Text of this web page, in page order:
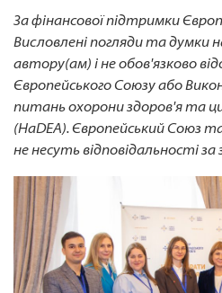
За фінансової підтримки
Висловлені погляди та думки
автору(ам) і не обов'язково
Європейського Союзу або
питань охорони здоров'я та
(HaDEA). Європейський Союз
не несуть відповідальності